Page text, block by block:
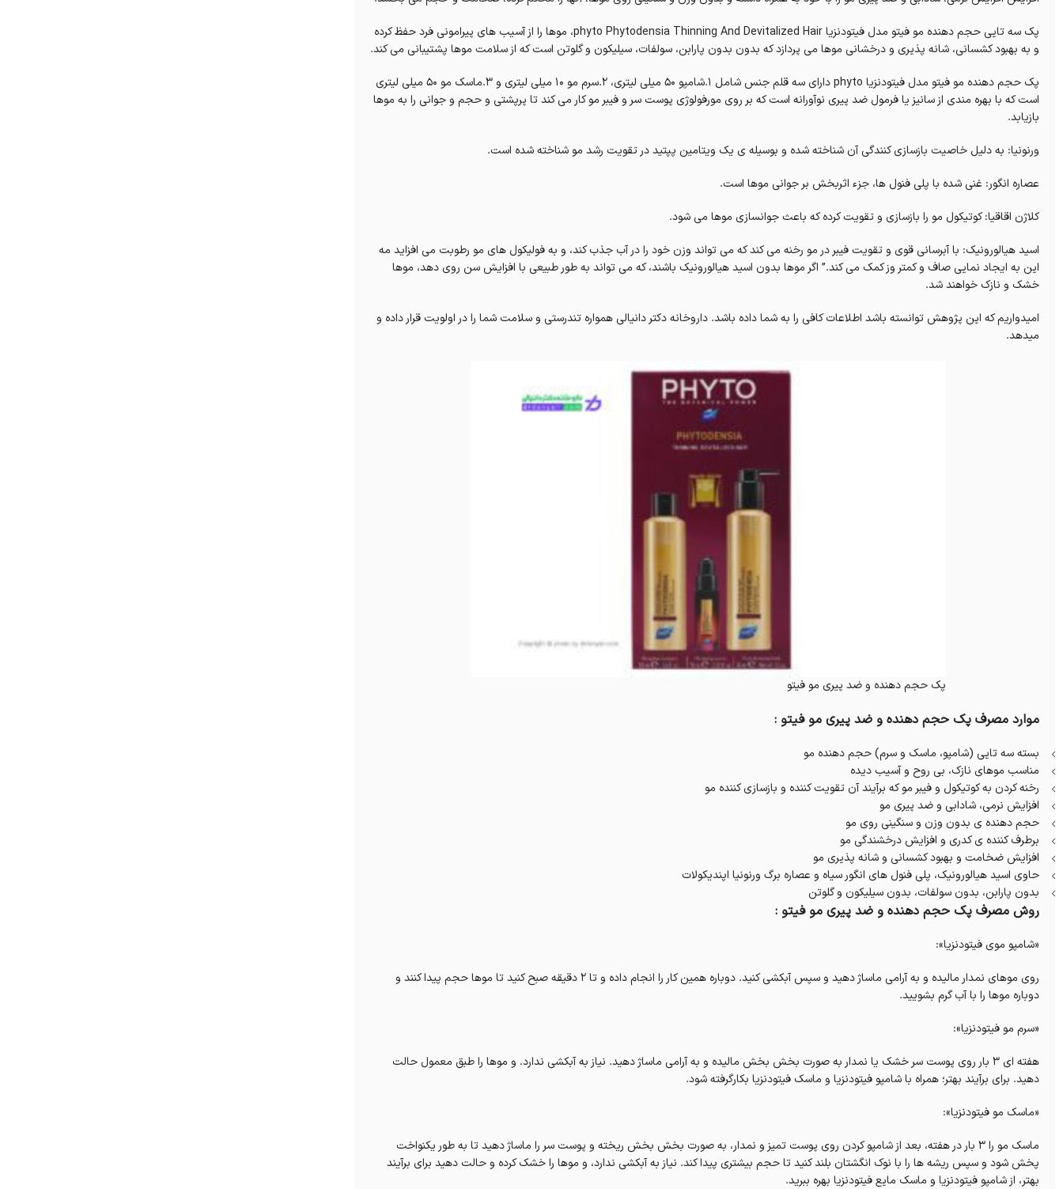
پک سه تایی حجم دهنده مو فیتو مدل فیتودنزیا phyto Phytodensia Thinning And Devitalized Hair، موها را از آسیب های پیرامونی فرد حفظ کرده
و به بهبود کشسانی، شانه پذیری و درخشانی موها می پردازد که بدون بدون پارابن، سولفات، سیلیکون و گلوتن است که از سلامت موها پشتیبانی می کند.
پک حجم دهنده مو فیتو مدل فیتودنزیا phyto دارای سه قلم جنس شامل ۱.شامپو ۵۰ میلی لیتری، ۲.سرم مو ۱۰ میلی لیتری و ۳.ماسک مو ۵۰ میلی لیتری
است که با بهره مندی از‌‌ سانیز یا فرمول ضد پیری نوآورانه است که بر روی مورفولوژی پوست سر و فیبر مو کار می کند تا پرپشتی و حجم و جوانی را به موها
بازیابد.
ورنونیا: به دلیل خاصیت بازسازی کنندگی آن شناخته شده و بوسیله ی یک ویتامین پپتید در تقویت رشد مو شناخته شده است.
عصاره انگور: غنی شده با پلی فنول ها، جزء اثربخش بر جوانی موها است‌.
کلاژن اقاقیا: کوتیکول مو را بازسازی و تقویت کرده که باعث جوانسازی موها می شود.
اسید هیالورونیک: با آبرسانی قوی و تقویت فیبر در مو رخنه می کند که می تواند وزن خود را در آب جذب کند، و به فولیکول های مو رطوبت می افزاید مه
این به ایجاد نمایی صاف و کمتر وز کمک می کند.” اگر موها بدون اسید هیالورونیک باشند، که می تواند به طور طبیعی با افزایش سن روی دهد، موها
خشک و نازک خواهند شد.
امیدواریم که این پژوهش توانسته باشد اطلاعات کافی را به شما داده باشد. داروخانه دکتر دانیالی همواره تندرستی و سلامت شما را در اولویت قرار داده و
میدهد.
پک حجم دهنده و ضد پیری مو فیتو
موارد مصرف پک حجم دهنده و ضد پیری مو فیتو :
بسته سه تایی (شامپو، ماسک و سرم) حجم دهنده مو
مناسب موهای نازک، بی روح و آسیب دیده
رخنه کردن به کوتیکول و فیبر مو که برآیند آن تقویت کننده و بازسازی کننده مو
افزایش نرمی، شادابی و ضد پیری مو
حجم دهنده ی بدون وزن و سنگینی روی مو
برطرف کننده ی کدری و افزایش درخشندگی مو
افزایش ضخامت و بهبود کشسانی و شانه پذیری مو
حاوی اسید هیالورونیک، پلی فنول های انگور سیاه و عصاره برگ ورنونیا اپندیکولات
بدون پارابن، بدون سولفات، بدون سیلیکون و گلوتن
روش مصرف پک حجم دهنده و ضد پیری مو فیتو :
«شامپو موی فیتودنزیا»:
روی موهای نمدار مالیده و به آرامی ماساژ دهید و سپس آبکشی کنید. دوباره همین کار را انجام داده و تا ۲ دقیقه صبح کنید تا موها حجم پیدا کنند و
دوباره موها را با آب گرم بشویید.
«سرم مو فیتودنزیا»:
هفته ای ۳ بار روی پوست سر خشک یا نمدار به صورت بخش بخش مالیده و به آرامی ماساژ دهید. نیاز به آبکشی ندارد. و موها را طبق معمول حالت
دهید. برای برآیند بهتر؛ همراه با شامپو فیتودنزیا و ماسک فیتودنزیا بکارگرفته شود.
«ماسک مو فیتودنزیا»:
ماسک مو را ۳ بار در هفته،‌ بعد از شامپو کردن روی پوست تمیز و نمدار، به صورت بخش بخش ریخته و پوست سر را ماساژ دهید تا به طور یکنواخت
پخش شود و سپس ریشه ها را با نوک انگشتان بلند کنید تا‌ حجم بیشتری پیدا کند. نیاز به آبکشی ندارد، و موها را خشک کرده و حالت دهید برای برآیند
بهتر، از شامپو فیتودنزیا و ماسک مایع فیتودنزیا بهره ببرید.